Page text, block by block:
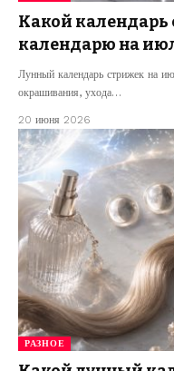
Какой календарь
календарю на
Лунный календарь стрижек на
окрашивания, ухода…
20 июня 2026
РАЗНОЕ